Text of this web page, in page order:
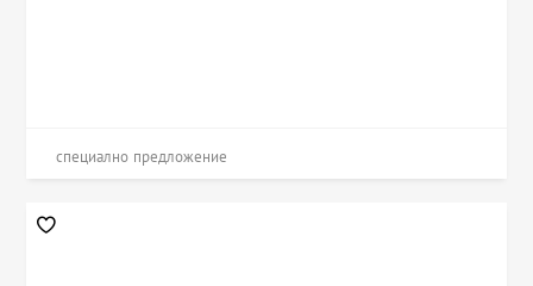
специално предложение